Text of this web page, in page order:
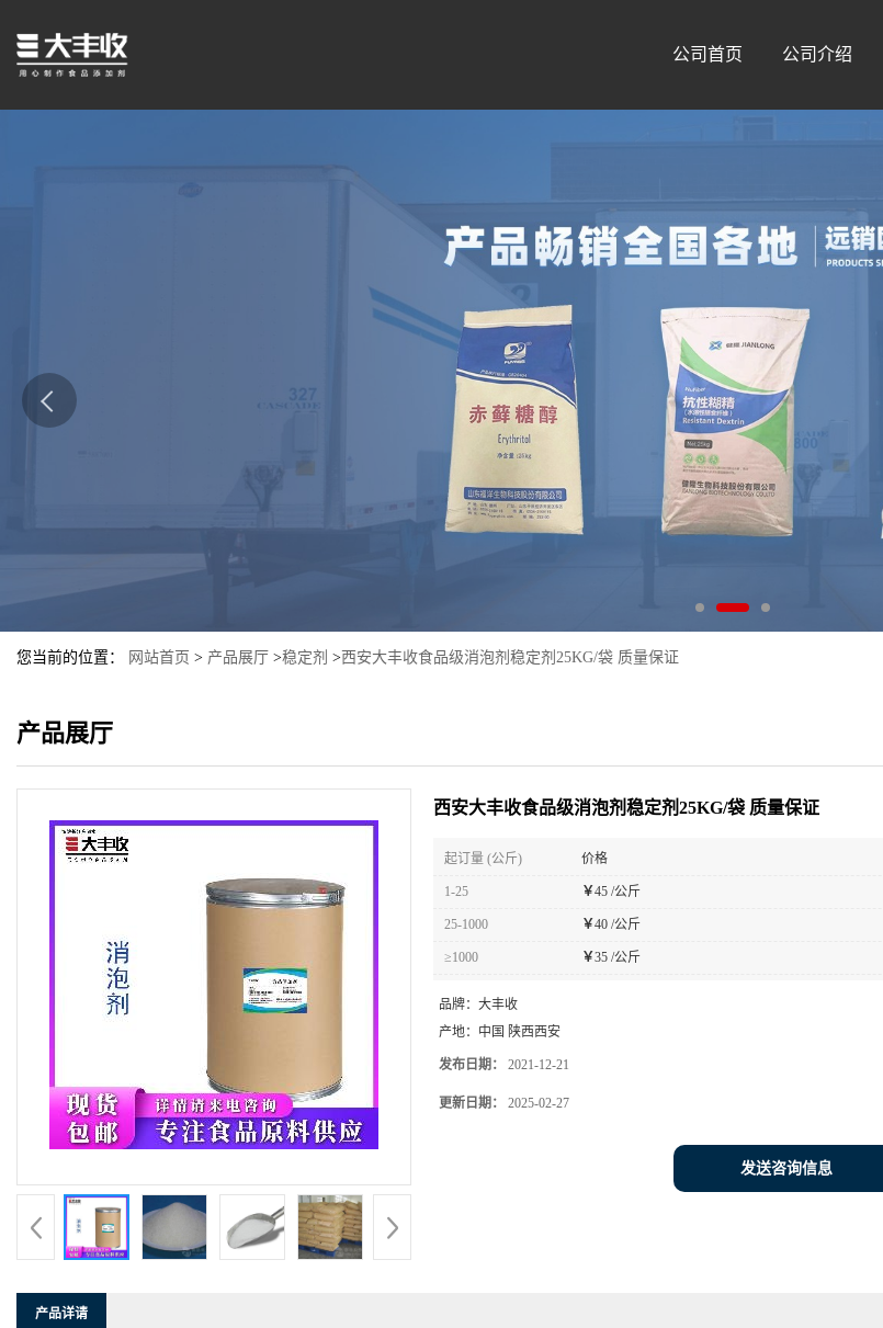
公司首页 公司介绍
您当前的位置： 网站首页 > 产品展厅 >稳定剂 >西安大丰收食品级消泡剂稳定剂25KG/袋 质量保证
产品展厅
西安大丰收食品级消泡剂稳定剂25KG/袋 质量保证
起订量 (公斤) 价格
1-25 ￥45 /公斤
25-1000 ￥40 /公斤
≥1000 ￥35 /公斤
品牌： 大丰收
产地： 中国 陕西西安
发布日期： 2021-12-21
更新日期： 2025-02-27
发送咨询信息
产品详请